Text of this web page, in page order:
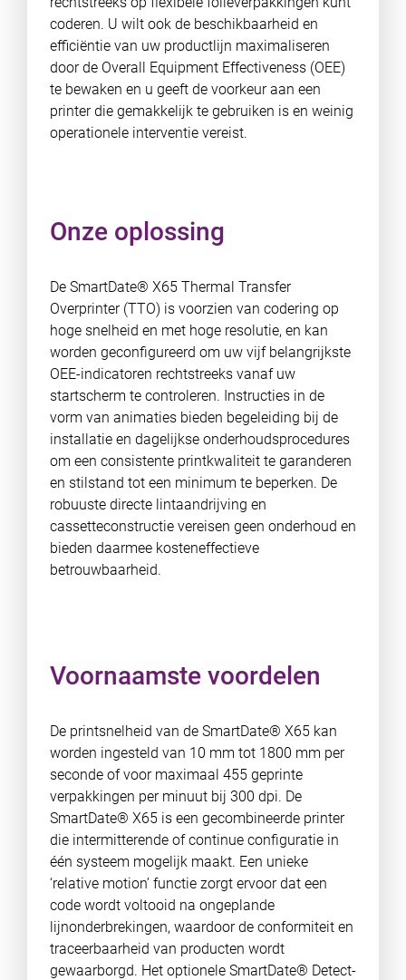
coderen. U wilt ook de beschikbaarheid en
efficiëntie van uw productlijn maximaliseren
door de Overall Equipment Effectiveness (OEE)
te bewaken en u geeft de voorkeur aan een
printer die gemakkelijk te gebruiken is en weinig
operationele interventie vereist.
Onze oplossing
De SmartDate® X65 Thermal Transfer
Overprinter (TTO) is voorzien van codering op
hoge snelheid en met hoge resolutie, en kan
worden geconfigureerd om uw vijf belangrijkste
OEE-indicatoren rechtstreeks vanaf uw
startscherm te controleren. Instructies in de
vorm van animaties bieden begeleiding bij de
installatie en dagelijkse onderhoudsprocedures
om een consistente printkwaliteit te garanderen
en stilstand tot een minimum te beperken. De
robuuste directe lintaandrijving en
cassetteconstructie vereisen geen onderhoud en
bieden daarmee kosteneffectieve
betrouwbaarheid.
Voornaamste voordelen
De printsnelheid van de SmartDate® X65 kan
worden ingesteld van 10 mm tot 1800 mm per
seconde of voor maximaal 455 geprinte
verpakkingen per minuut bij 300 dpi. De
SmartDate® X65 is een gecombineerde printer
die intermitterende of continue configuratie in
één systeem mogelijk maakt. Een unieke
‘relative motion’ functie zorgt ervoor dat een
code wordt voltooid na ongeplande
lijnonderbrekingen, waardoor de conformiteit en
traceerbaarheid van producten wordt
gewaarborgd. Het optionele SmartDate® Detect-